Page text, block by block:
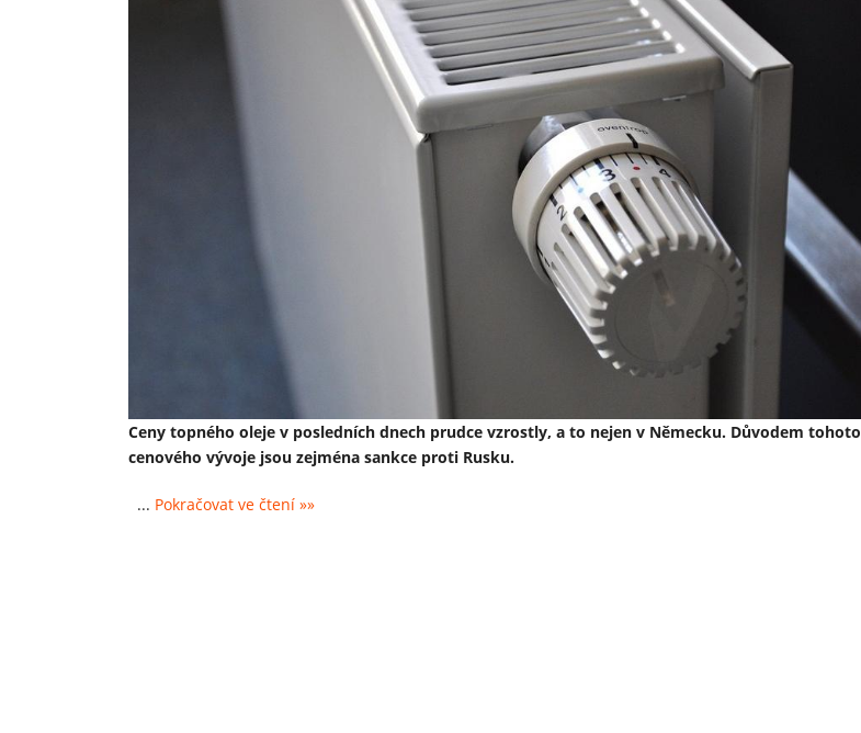
Ceny topného oleje v posledních dnech prudce vzrostly, a to nejen v Německu. Důvodem tohoto
cenového vývoje jsou zejména sankce proti Rusku.
... Pokračovat ve čtení »»